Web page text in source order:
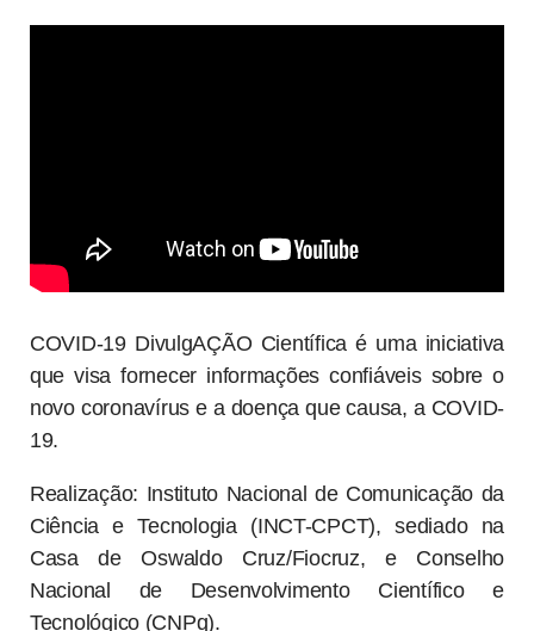
COVID-19 DivulgAÇÃO Científica é uma iniciativa
que visa fornecer informações confiáveis sobre o
novo coronavírus e a doença que causa, a COVID-
19.
Realização: Instituto Nacional de Comunicação da
Ciência e Tecnologia (INCT-CPCT), sediado na
Casa de Oswaldo Cruz/Fiocruz, e Conselho
Nacional de Desenvolvimento Científico e
Tecnológico (CNPq).